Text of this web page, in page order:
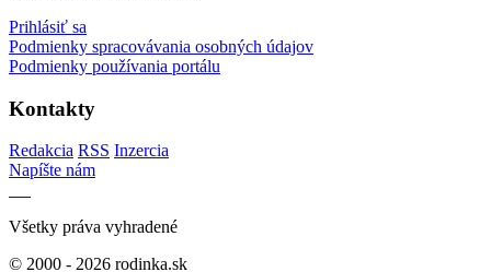
Prihlásiť sa
Podmienky spracovávania osobných údajov
Podmienky používania portálu
Kontakty
Redakcia RSS Inzercia
Napíšte nám
Všetky práva vyhradené
© 2000 - 2026 rodinka.sk